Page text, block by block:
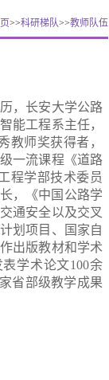
>>科研梯队>>教师队伍
，长安大学公路
能工程系主任，
教师奖获得者，
一流课程《道路
程学部技术委员
，《中国公路学
通安全以及交叉
划项目、国家自
出版教材和学术
学术论文100余
省部级教学成果